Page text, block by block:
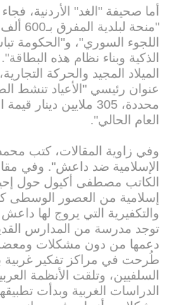
أما صحيفة "الغد" الأردنية،
"منحة
اللجوء السوري"، و"الحكومة
الذكية وبناء نظام هذه
الميلاد المجيد والحركة
عنوان رئيسي "الأعياد تنشط
محددة، 305 ملايين
العام الحالي".
وفي زاوية المقالات، كتب
الإسلامية ضد داعش". وفي
الكاتب مصطفى أكيول حول
إسلامية من العصور الوسطى
والتكفيرية التي يروج لها
توجد مدرسة من المدارس
دعمها من دون مشكلات
طُرحت في مراكز تفكير غربية
السلفيين، وتلقت الأنظمة
الدراسات الغربية وبدأت